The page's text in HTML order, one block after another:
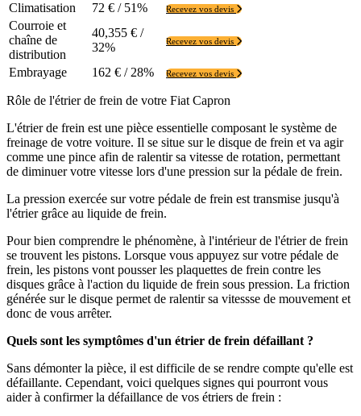
Climatisation 72 € / 51% Recevez vos devis
Courroie et
chaîne de
distribution
40,355 € /
32%
Recevez vos devis
Embrayage 162 € / 28% Recevez vos devis
Rôle de l'étrier de frein de votre Fiat Capron
L'étrier de frein est une pièce essentielle composant le système de
freinage de votre voiture. Il se situe sur le disque de frein et va agir
comme une pince afin de ralentir sa vitesse de rotation, permettant
de diminuer votre vitesse lors d'une pression sur la pédale de frein.
La pression exercée sur votre pédale de frein est transmise jusqu'à
l'étrier grâce au liquide de frein.
Pour bien comprendre le phénomène, à l'intérieur de l'étrier de frein
se trouvent les pistons. Lorsque vous appuyez sur votre pédale de
frein, les pistons vont pousser les plaquettes de frein contre les
disques grâce à l'action du liquide de frein sous pression. La friction
générée sur le disque permet de ralentir sa vitessse de mouvement et
donc de vous arrêter.
Quels sont les symptômes d'un étrier de frein défaillant ?
Sans démonter la pièce, il est difficile de se rendre compte qu'elle est
défaillante. Cependant, voici quelques signes qui pourront vous
aider à confirmer la défaillance de vos étriers de frein :